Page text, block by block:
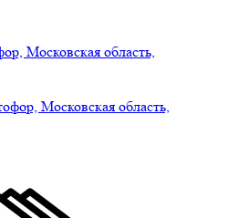
Московская область,